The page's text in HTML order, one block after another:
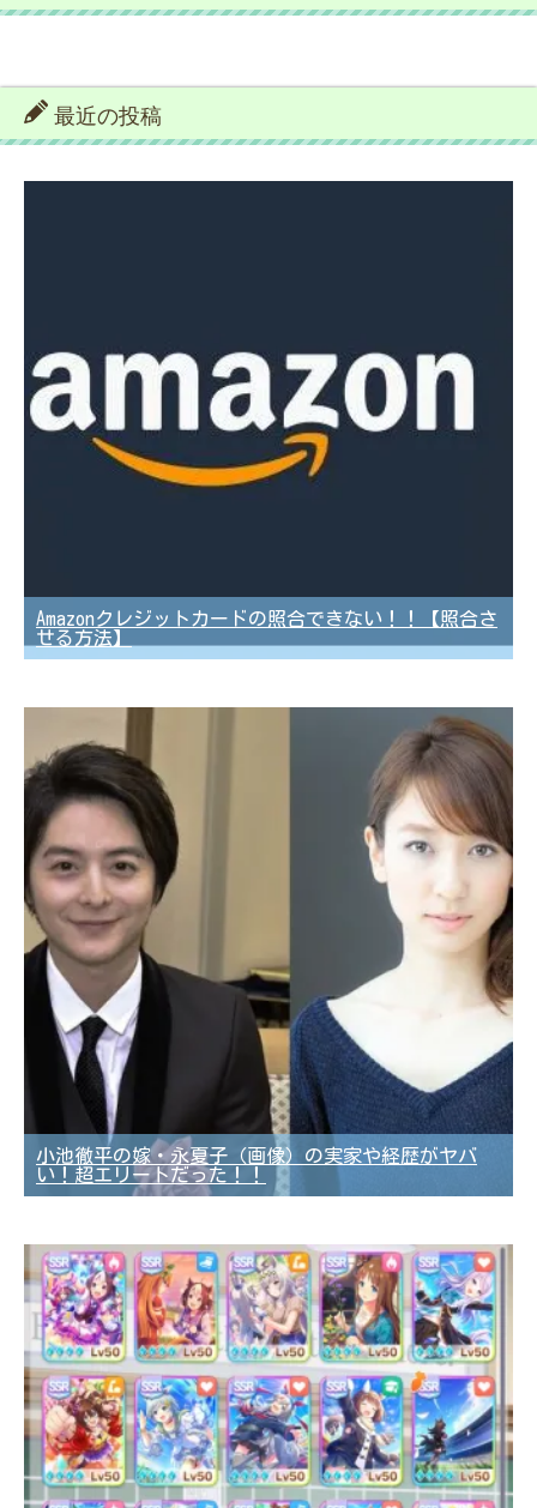
最近の投稿
Amazonクレジットカードの照合できない！！【照合さ
せる方法】
小池徹平の嫁・永夏子（画像）の実家や経歴がヤバ
い！超エリートだった！！